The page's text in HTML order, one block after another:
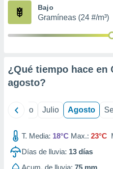
publicidad
1199
Bajo
Gramíneas (24 #/m³)
¿Qué tiempo hace en
agosto?
Junio Julio Agosto
T. Media: 18°C Max.: 23°C
Días de lluvia: 13 días
Acum. de lluvia: 75 mm